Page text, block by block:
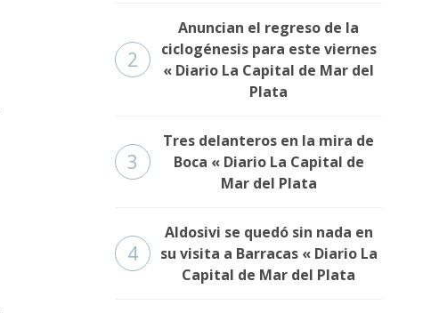
2
Anuncian el regreso de la
ciclogénesis para este viernes
« Diario La Capital de Mar del
Plata
3
Tres delanteros en la mira de
Boca « Diario La Capital de
Mar del Plata
4
Aldosivi se quedó sin nada en
su visita a Barracas « Diario La
Capital de Mar del Plata